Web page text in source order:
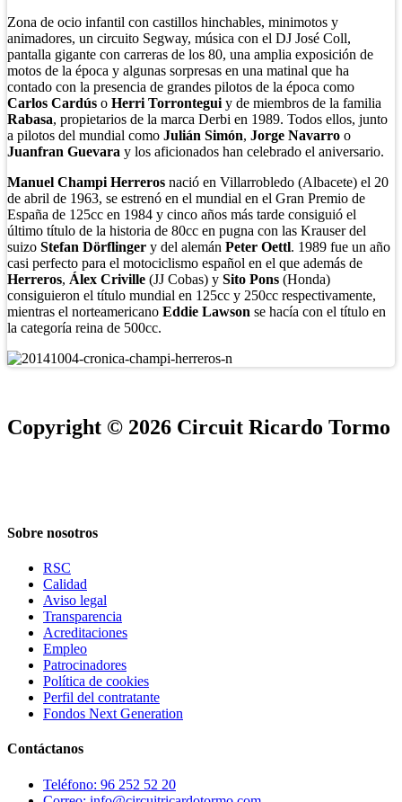
Zona de ocio infantil con castillos hinchables, minimotos y
animadores, un circuito Segway, música con el DJ José Coll,
pantalla gigante con carreras de los 80, una amplia exposición de
motos de la época y algunas sorpresas en una matinal que ha
contado con la presencia de grandes pilotos de la época como
Carlos Cardús o Herri Torrontegui y de miembros de la familia
Rabasa, propietarios de la marca Derbi en 1989. Todos ellos, junto
a pilotos del mundial como Julián Simón, Jorge Navarro o
Juanfran Guevara y los aficionados han celebrado el aniversario.
Manuel Champi Herreros nació en Villarrobledo (Albacete) el 20
de abril de 1963, se estrenó en el mundial en el Gran Premio de
España de 125cc en 1984 y cinco años más tarde consiguió el
último título de la historia de 80cc en pugna con las Krauser del
suizo Stefan Dörflinger y del alemán Peter Oettl. 1989 fue un año
casi perfecto para el motociclismo español en el que además de
Herreros, Álex Criville (JJ Cobas) y Sito Pons (Honda)
consiguieron el título mundial en 125cc y 250cc respectivamente,
mientras el norteamericano Eddie Lawson se hacía con el título en
la categoría reina de 500cc.
Copyright © 2026 Circuit Ricardo Tormo
Sobre nosotros
RSC
Calidad
Aviso legal
Transparencia
Acreditaciones
Empleo
Patrocinadores
Política de cookies
Perfil del contratante
Fondos Next Generation
Contáctanos
Teléfono: 96 252 52 20